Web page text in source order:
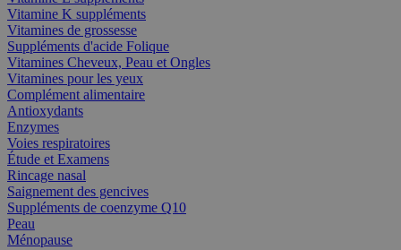
Vitamine K suppléments
Vitamines de grossesse
Suppléments d'acide Folique
Vitamines Cheveux, Peau et Ongles
Vitamines pour les yeux
Complément alimentaire
Antioxydants
Enzymes
Voies respiratoires
Étude et Examens
Rincage nasal
Saignement des gencives
Suppléments de coenzyme Q10
Peau
Ménopause